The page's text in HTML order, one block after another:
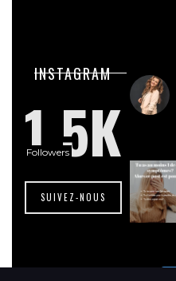
INSTAGRAM
1.5K
Followers
SUIVEZ-NOUS